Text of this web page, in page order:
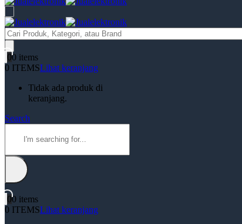
Products
search
00 items
0 ITEMSLihat keranjang
Tidak ada produk di
keranjang.
Search
00 items
0 ITEMSLihat keranjang